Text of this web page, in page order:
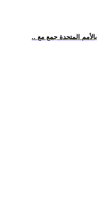
المتحدة جمع مع